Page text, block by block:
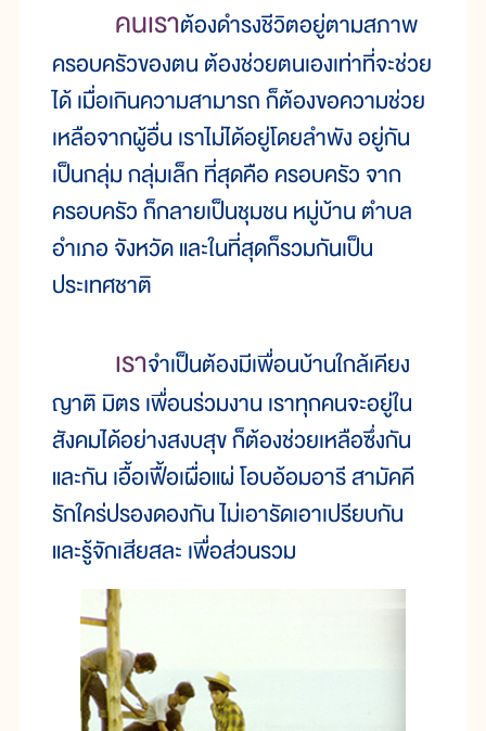
คนเราต้องดำรงชีวิตอยู่ตามสภาพ
ครอบครัวของตน ต้องช่วยตนเองเท่าที่จะช่วย
ได้ เมื่อเกินความสามารถ ก็ต้องขอความช่วย
เหลือจากผู้อื่น เราไม่ได้อยู่โดยลำพัง อยู่กัน
เป็นกลุ่ม กลุ่มเล็ก ที่สุดคือ ครอบครัว จาก
ครอบครัว ก็กลายเป็นชุมชน หมู่บ้าน ตำบล
อำเภอ จังหวัด และในที่สุดก็รวมกันเป็น
ประเทศชาติ
เราจำเป็นต้องมีเพื่อนบ้านใกล้เคียง
ญาติ มิตร เพื่อนร่วมงาน เราทุกคนจะอยู่ใน
สังคมได้อย่างสงบสุข ก็ต้องช่วยเหลือซึ่งกัน
และกัน เอื้อเฟื้อเผื่อแผ่ โอบอ้อมอารี สามัคคี
รักใคร่ปรองดองกัน ไม่เอารัดเอาเปรียบกัน
และรู้จักเสียสละ เพื่อส่วนรวม